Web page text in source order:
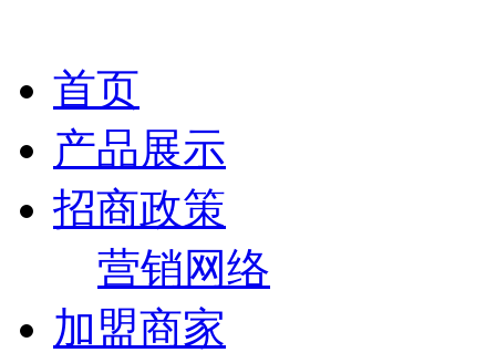
首页
产品展示
招商政策
营销网络
加盟商家